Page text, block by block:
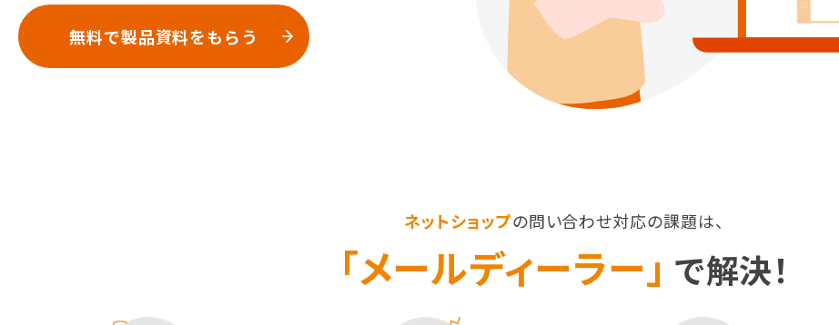
無料で製品資料をもらう
ネットショップの問い合わせ対応の課題は、
「メールディーラー」 で解決！